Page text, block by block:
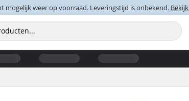
weer op voorraad. Leveringstijd is onbekend.